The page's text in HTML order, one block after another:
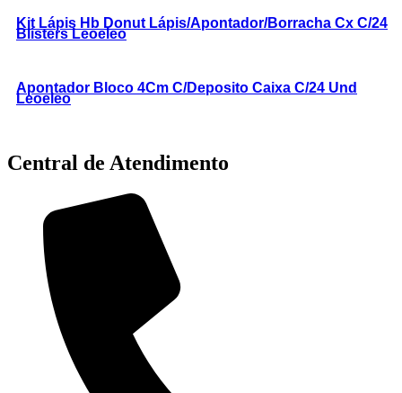
Kit Lápis Hb Donut Lápis/Apontador/Borracha Cx C/24
Blisters Leoeleo
Apontador Bloco 4Cm C/Deposito Caixa C/24 Und
Leoeleo
Central de Atendimento